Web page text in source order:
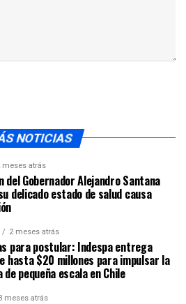
NOTICIAS
meses atrás
del Gobernador Alejandro Santana
delicado estado de salud causa
2 meses atrás
para postular: Indespa entrega
hasta $20 millones para impulsar la
pequeña escala en Chile
meses atrás